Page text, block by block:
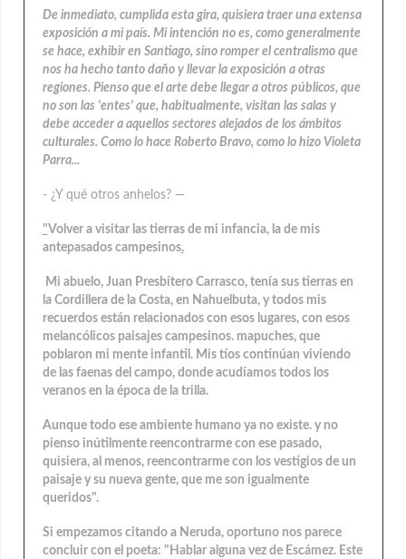
De inmediato, cumplida esta gira, quisiera traer una extensa
exposición a mi país. Mi intención no es, como generalmente
se hace, exhibir en Santiago, sino romper el centralismo que
nos ha hecho tanto daño y llevar la exposición a otras
regiones. Pienso que el arte debe llegar a otros públicos, que
no son las 'entes' que, habitualmente, visitan las salas y
debe acceder a aquellos sectores alejados de los ámbitos
culturales. Como lo hace Roberto Bravo, como lo hizo Violeta
Parra...
- ¿Y qué otros anhelos? —
"Volver a visitar las tierras de mi infancia, la de mis
antepasados campesinos.
Mi abuelo, Juan Presbítero Carrasco, tenía sus tierras en
la Cordillera de la Costa, en Nahuelbuta, y todos mis
recuerdos están relacionados con esos lugares, con esos
melancólicos paisajes campesinos. mapuches, que
poblaron mi mente infantil. Mis tíos continúan viviendo
de las faenas del campo, donde acudíamos todos los
veranos en la época de la trilla.
Aunque todo ese ambiente humano ya no existe. y no
pienso inútilmente reencontrarme con ese pasado,
quisiera, al menos, reencontrarme con los vestigios de un
paisaje y su nueva gente, que me son igualmente
queridos".
Si empezamos citando a Neruda, oportuno nos parece
concluir con el poeta: "Hablar alguna vez de Escámez. Este